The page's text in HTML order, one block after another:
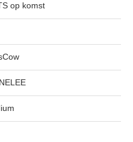
op komst